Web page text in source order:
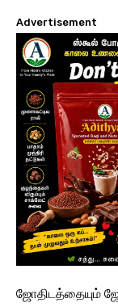
Advertisement
ஜோதிடத்தையும்